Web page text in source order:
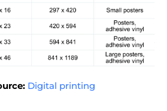
Digital printing